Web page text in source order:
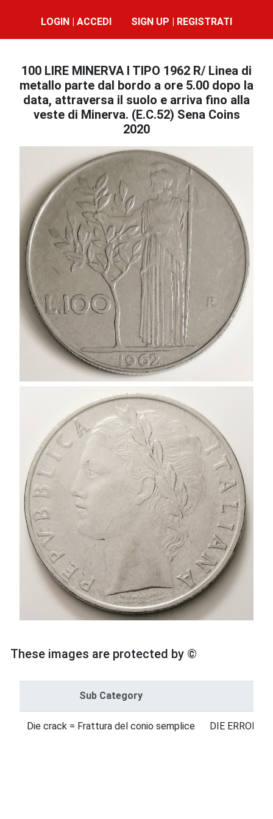
LOGIN | ACCEDI SIGN UP | REGISTRATI
100 LIRE MINERVA I TIPO 1962 R/ Linea di
metallo parte dal bordo a ore 5.00 dopo la
data, attraversa il suolo e arriva fino alla
veste di Minerva. (E.C.52) Sena Coins
2020
These images are protected by ©
Sub Category
Die crack = Frattura del conio semplice DIE ERRORS